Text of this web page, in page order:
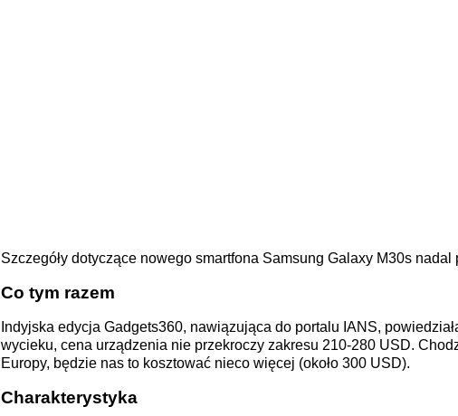
Szczegóły dotyczące nowego smartfona Samsung Galaxy M30s
Co tym razem
Indyjska edycja Gadgets360, nawiązująca do portalu IANS,
wycieku, cena urządzenia nie przekroczy zakresu 210-280 USD.
Europy, będzie nas to kosztować nieco więcej (około 300 USD).
Charakterystyka